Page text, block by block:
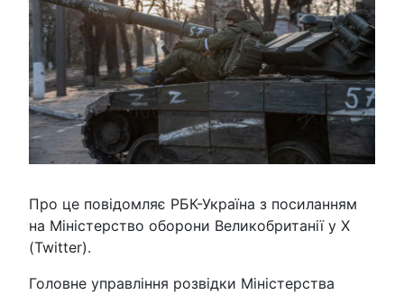
Про це повідомляє РБК-Україна з посиланням
на Міністерство оборони Великобританії у X
(Twitter).
Головне управління розвідки Міністерства